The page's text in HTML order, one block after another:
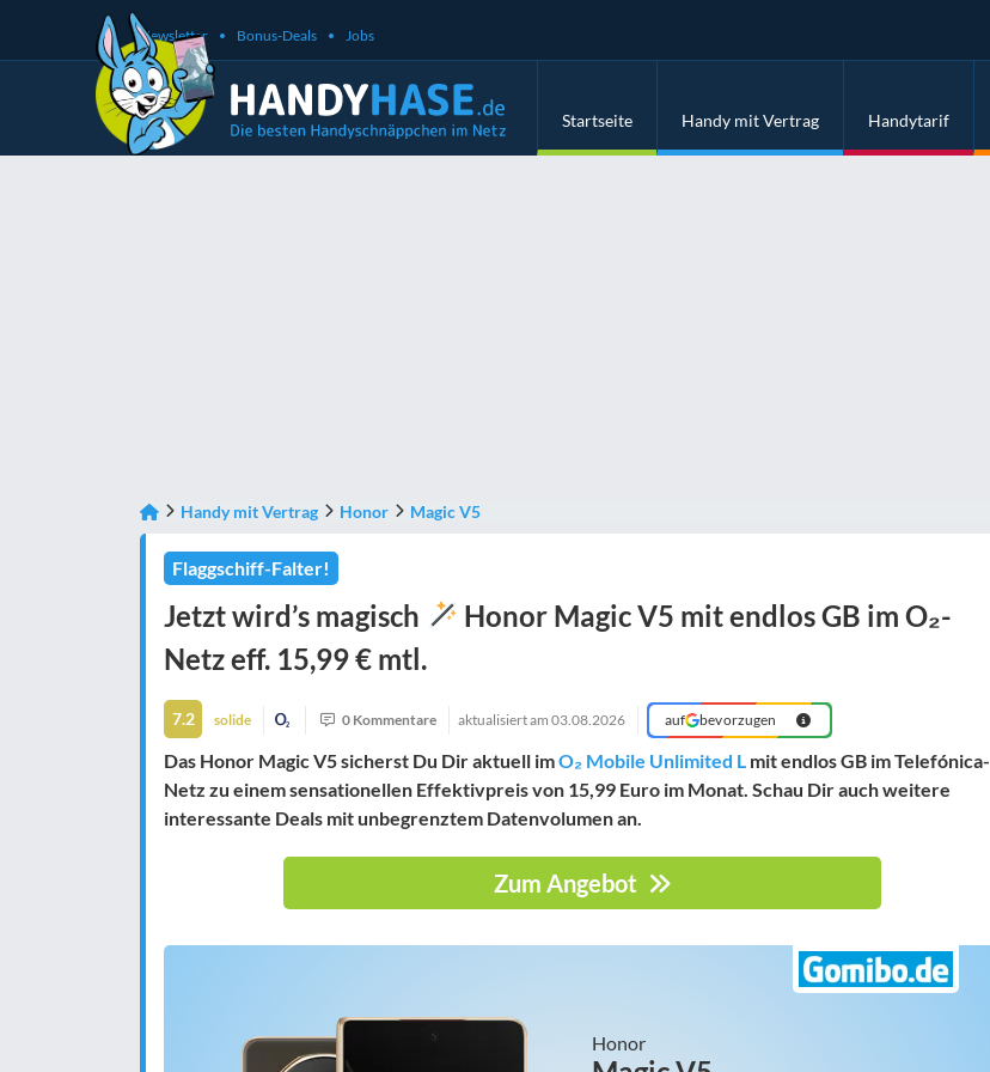
Newsletter Bonus-Deals Jobs
Startseite Handy mit Vertrag Handytarif
Handy mit Vertrag Honor Magic V5
Flaggschiff-Falter!
Jetzt wird’s magisch
Honor Magic V5 mit endlos GB im O₂-
Netz eff. 15,99 € mtl.
7.2 solide 0 Kommentare aktualisiert am 03.08.2026 auf bevorzugen
Das Honor Magic V5 sicherst Du Dir aktuell imO₂ Mobile Unlimited L mit endlos GB im Telefónica-
Netz zu einem sensationellen Effektivpreis von 15,99 Euro im Monat. Schau Dir auch weitere
interessante Deals mit unbegrenztem Datenvolumen an.
Zum Angebot
Honor